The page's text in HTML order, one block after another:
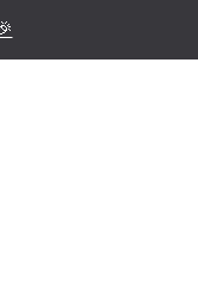
par pièces